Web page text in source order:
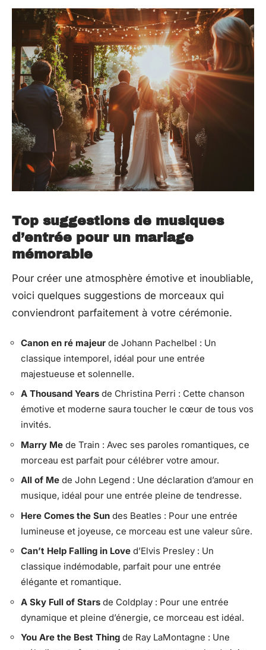
Top suggestions de musiques
d’entrée pour un mariage
mémorable
Pour créer une atmosphère émotive et inoubliable,
voici quelques suggestions de morceaux qui
conviendront parfaitement à votre cérémonie.
Canon en ré majeur de Johann Pachelbel : Un
classique intemporel, idéal pour une entrée
majestueuse et solennelle.
A Thousand Years de Christina Perri : Cette chanson
émotive et moderne saura toucher le cœur de tous vos
invités.
Marry Me de Train : Avec ses paroles romantiques, ce
morceau est parfait pour célébrer votre amour.
All of Me de John Legend : Une déclaration d’amour en
musique, idéal pour une entrée pleine de tendresse.
Here Comes the Sun des Beatles : Pour une entrée
lumineuse et joyeuse, ce morceau est une valeur sûre.
Can’t Help Falling in Love d’Elvis Presley : Un
classique indémodable, parfait pour une entrée
élégante et romantique.
A Sky Full of Stars de Coldplay : Pour une entrée
dynamique et pleine d’énergie, ce morceau est idéal.
You Are the Best Thing de Ray LaMontagne : Une